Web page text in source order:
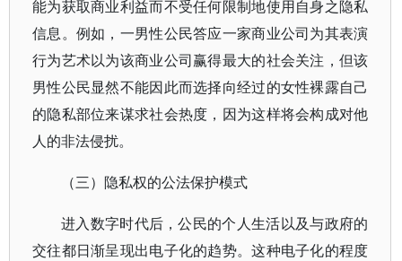
能为获取商业利益而不受任何限制地使用自身之隐私
信息。例如，一男性公民答应一家商业公司为其表演
行为艺术以为该商业公司赢得最大的社会关注，但该
男性公民显然不能因此而选择向经过的女性裸露自己
的隐私部位来谋求社会热度，因为这样将会构成对他
人的非法侵扰。
（三）隐私权的公法保护模式
进入数字时代后，公民的个人生活以及与政府的
交往都日渐呈现出电子化的趋势。这种电子化的程度